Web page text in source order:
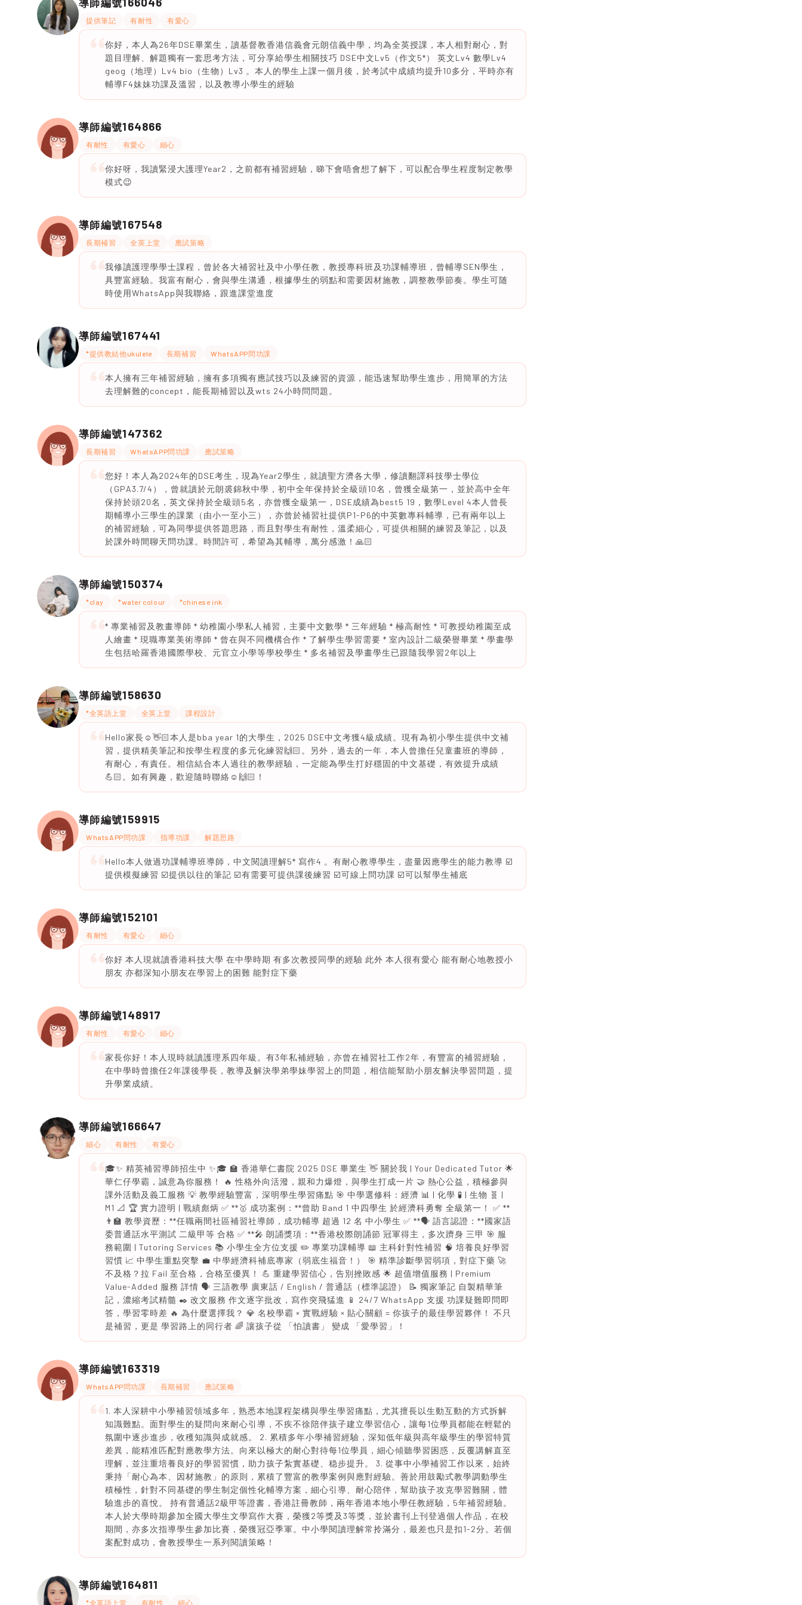
導師編號
提供筆記 有耐性 有愛心
你好，本人為26年DSE畢業生，讀基督教香港信義會元朗信義中學，均為全英授課，本人相對耐心，對
題目理解、解題獨有一套思考方法，可分享給學生相關技巧 DSE中文Lv5（作文5*） 英文Lv4 數學Lv4
geog（地理）Lv4 bio（生物）Lv3 。本人的學生上課一個月後，於考試中成績均提升10多分，平時亦有
輔導F4妹妹功課及溫習，以及教導小學生的經驗
導師編號164866
有耐性 有愛心 細心
你好呀，我讀緊浸大護理Year2，之前都有補習經驗，睇下會唔會想了解下，可以配合學生程度制定教學
模式😉
導師編號167548
長期補習 全英上堂 應試策略
我修讀護理學學士課程，曾於各大補習社及中小學任教，教授專科班及功課輔導班，曾輔導SEN學生，
具豐富經驗。我富有耐心，會與學生溝通，根據學生的弱點和需要因材施教，調整教學節奏。學生可随
時使用WhatsApp與我聯絡，跟進課堂進度
導師編號167441
*提供教結他ukulele 長期補習 WhatsAPP問功課
本人擁有三年補習經驗，擁有多項獨有應試技巧以及練習的資源，能迅速幫助學生進步，用簡單的方法
去理解難的concept，能長期補習以及wts 24小時問問題。
導師編號147362
長期補習 WhatsAPP問功課 應試策略
您好！本人為2024年的DSE考生，現為Year2學生，就讀聖方濟各大學，修讀翻譯科技學士學位
（GPA3.7/4），曾就讀於元朗裘錦秋中學，初中全年保持於全級頭10名，曾獲全級第一，並於高中全年
保持於頭20名，英文保持於全級頭5名，亦曾獲全級第一，DSE成績為best5 19，數學Level 4本人曾長
期輔導小三學生的課業（由小一至小三），亦曾於補習社提供P1-P6的中英數專科輔導，已有兩年以上
的補習經驗，可為同學提供答題思路，而且對學生有耐性，溫柔細心，可提供相關的練習及筆記，以及
於課外時間聊天問功課。時間許可，希望為其輔導，萬分感激！🙏🏻
導師編號150374
*clay *water colour *chinese ink
* 專業補習及教畫導師 * 幼稚園小學私人補習，主要中文數學 * 三年經驗 * 極高耐性 * 可教授幼稚園至成
人繪畫 * 現職專業美術導師 * 曾在與不同機構合作 * 了解學生學習需要 * 室內設計二級榮譽畢業 * 學畫學
生包括哈羅香港國際學校、元官立小學等學校學生 * 多名補習及學畫學生已跟隨我學習2年以上
導師編號158630
*全英語上堂 全英上堂 課程設計
Hello家長☺️👋🏻本人是bba year 1的大學生，2025 DSE中文考獲4級成績。現有為初小學生提供中文補
習，提供精美筆記和按學生程度的多元化練習🙌🏻。另外，過去的一年，本人曾擔任兒童畫班的導師，
有耐心，有責任。相信結合本人過往的教學經驗，一定能為學生打好穩固的中文基礎，有效提升成績
💪🏻。如有興趣，歡迎隨時聯絡☺️🙌🏻！
導師編號159915
WhatsAPP問功課 指導功課 解題思路
Hello本人做過功課輔導班導師，中文閱讀理解5* 寫作4 。有耐心教導學生，盡量因應學生的能力教導 ☑️
提供模擬練習 ☑️提供以往的筆記 ☑️有需要可提供課後練習 ☑️可線上問功課 ☑️可以幫學生補底
導師編號152101
有耐性 有愛心 細心
你好 本人現就讀香港科技大學 在中學時期 有多次教授同學的經驗 此外 本人很有愛心 能有耐心地教授小
朋友 亦都深知小朋友在學習上的困難 能對症下藥
導師編號148917
有耐性 有愛心 細心
家長你好！本人現時就讀護理系四年級。有3年私補經驗，亦曾在補習社工作2年，有豐富的補習經驗，
在中學時曾擔任2年課後學長，教導及解決學弟學妹學習上的問題，相信能幫助小朋友解決學習問題，提
升學業成績。
導師編號166647
細心 有耐性 有愛心
🎓✨ 精英補習導師招生中 ✨🎓 🏫 香港華仁書院 2025 DSE 畢業生 👋 關於我 | Your Dedicated Tutor 🌟
華仁仔學霸，誠意為你服務！ 🔥 性格外向活潑，親和力爆燈，與學生打成一片 🤝 熱心公益，積極參與
課外活動及義工服務 💡 教學經驗豐富，深明學生學習痛點 🎯 中學選修科：經濟 📊 | 化學 🧪 | 生物 🧬 |
M1 📐 🏆 實力證明 | 戰績彪炳 ✅ **🥇 成功案例：**曾助 Band 1 中四學生 於經濟科勇奪 全級第一！ ✅ **
👨‍🏫 教學資歷：**任職兩間社區補習社導師，成功輔導 超過 12 名 中小學生 ✅ **🗣️ 語言認證：**國家語
委普通話水平測試 二級甲等 合格 ✅ **🎤 朗誦獎項：**香港校際朗誦節 冠軍得主，多次躋身 三甲 🎯 服
務範圍 | Tutoring Services 📚 小學生全方位支援 ✏️ 專業功課輔導 📖 主科針對性補習 🧠 培養良好學習
習慣 📈 中學生重點突擊 💼 中學經濟科補底專家（弱底生福音！） 🎯 精準診斷學習弱項，對症下藥 🚀
不及格？拉 Fail 至合格，合格至優異！ 💪 重建學習信心，告別挫敗感 🌟 超值增值服務 | Premium
Value-Added 服務 詳情 🗣️ 三語教學 廣東話 / English / 普通話（標準認證） 📝 獨家筆記 自製精華筆
記，濃縮考試精髓 ✒️ 改文服務 作文逐字批改，寫作突飛猛進 📱 24/7 WhatsApp 支援 功課疑難即問即
答，學習零時差 🔥 為什麼選擇我？ 💎 名校學霸 × 實戰經驗 × 貼心關顧 = 你孩子的最佳學習夥伴！ 不只
是補習，更是 學習路上的同行者 🌈 讓孩子從 「怕讀書」 變成 「愛學習」！
導師編號163319
WhatsAPP問功課 長期補習 應試策略
1. 本人深耕中小學補習領域多年，熟悉本地課程架構與學生學習痛點，尤其擅長以生動互動的方式拆解
知識難點。面對學生的疑問向來耐心引導，不疾不徐陪伴孩子建立學習信心，讓每1位學員都能在輕鬆的
氛圍中逐步進步，收穫知識與成就感。 2. 累積多年小學補習經驗，深知低年級與高年級學生的學習特質
差異，能精准匹配對應教學方法。向來以極大的耐心對待每1位學員，細心傾聽學習困惑，反覆講解直至
理解，並注重培養良好的學習習慣，助力孩子紮實基礎、稳步提升。 3. 從事中小學補習工作以來，始終
秉持「耐心為本、因材施教」的原則，累積了豐富的教學案例與應對經驗。善於用鼓勵式教學調動學生
積極性，針對不同基礎的學生制定個性化輔導方案，細心引導、耐心陪伴，幫助孩子攻克學習難關，體
驗進步的喜悅。 持有普通話2級甲等證書，香港註冊教師，兩年香港本地小學任教經驗，5年補習經驗。
本人於大學時期參加全國大學生文學寫作大賽，榮獲2等獎及3等獎，並於書刊上刊登過個人作品，在校
期間，亦多次指導學生參加比賽，榮獲冠亞季軍。中小學閱讀理解常拎滿分，最差也只是扣1-2分。若個
案配對成功，會教授學生一系列閱讀策略！
導師編號164811
*全英語上堂 有耐性 細心